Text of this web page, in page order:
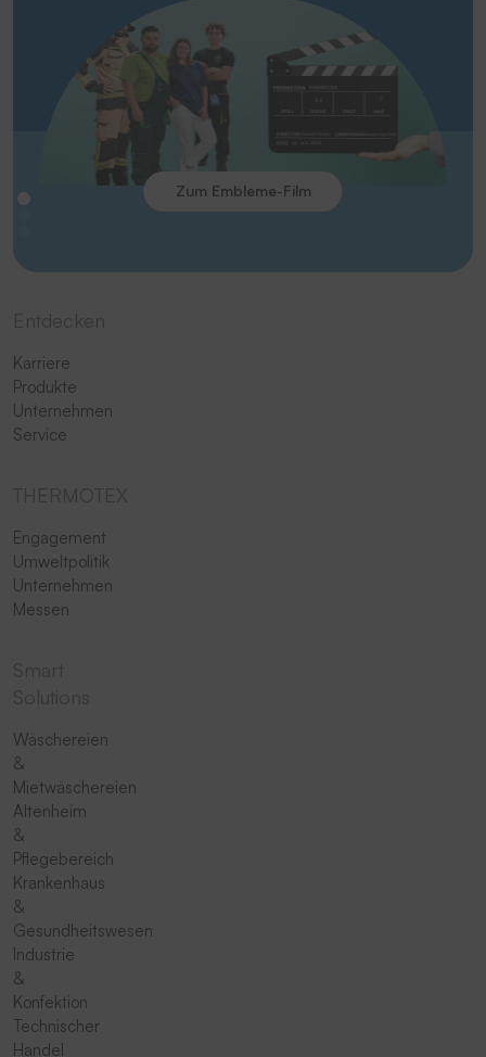
Zum Embleme-Film
Karriere
Produkte
Unternehmen
Service
Engagement
Umweltpolitik
Unternehmen
Messen
Wäschereien
&
Mietwäschereien
Altenheim
&
Pflegebereich
Krankenhaus
&
Gesundheitswesen
Industrie
&
Konfektion
Technischer
Handel